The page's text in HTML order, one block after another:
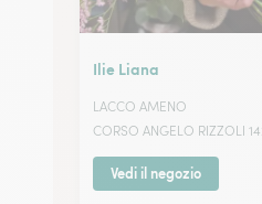
Ilie Liana
LACCO AMENO
CORSO ANGELO RIZZOLI
Vedi il negozio